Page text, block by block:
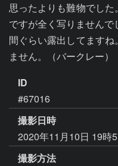
思ったよりも難物でし
ですが全く写りません
間ぐらい露出してます
ません。（バークレー）
ID
#67016
撮影日時
2020年11月10日 19時
撮影方法